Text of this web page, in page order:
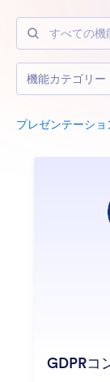
すべての機能
プレゼンテーシ
GDPRコ
機能カテゴリー